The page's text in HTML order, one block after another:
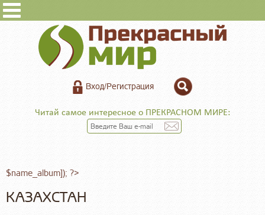
Вход/Регистрация
Читай самое интересное о ПРЕКРАСНОМ МИРЕ:
$name_album]); ?>
КАЗАХСТАН